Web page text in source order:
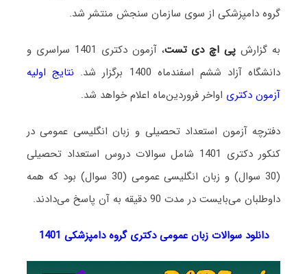
گروه دامپزشکی از سوی سازمان سنجش منتشر شد.
به گزارش پی اچ دی تست
، آزمون دکتری 1401 سراسری و
دانشگاه آزاد ششم اسفندماه 1400 برگزار شد.
نتایج اولیه
آزمون دکتری اواخر فروردین‌ماه اعلام خواهد شد.
دفترچه آزمون استعداد تحصیلی و زبان انگلیسی عمومی در
کنکور دکتری 1401 شامل سوالات دروس استعداد تحصیلی
(30 سوال) و زبان انگلیسی عمومی (30 سوال) بود که همه
داوطلبان می‌بایست در مدت 90 دقیقه به آن پاسخ می‌دادند.
دانلود سوالات زبان عمومی دکتری گروه دامپزشکی 1401